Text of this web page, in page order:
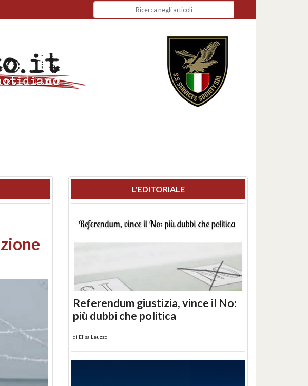
L'EDITORIALE
Referendum giustizia, vince il No:
più dubbi che politica
di Elisa Leuzzo